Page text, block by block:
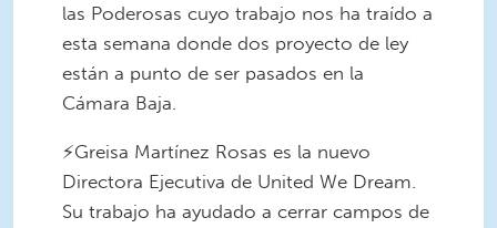
las Poderosas cuyo trabajo nos ha traído a
esta semana donde dos proyecto de ley
están a punto de ser pasados en la
Cámara Baja.
⚡Greisa Martínez Rosas es la nuevo
Directora Ejecutiva de United We Dream.
Su trabajo ha ayudado a cerrar campos de